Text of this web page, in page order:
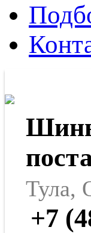
Тула,
+7